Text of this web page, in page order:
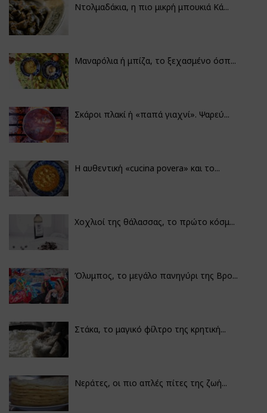
Ντολμαδάκια, η πιο μικρή μπουκιά Κά...
Μαναρόλια ή μπίζα, το ξεχασμένο όσπ...
Σκάροι πλακί ή «παπά γιαχνί». Ψαρεύ...
Η αυθεντική «cucina povera» και το...
Χοχλιοί της θάλασσας, το πρώτο κόσμ...
Όλυμπος, το μεγάλο πανηγύρι της Βρο...
Στάκα, το μαγικό φίλτρο της κρητική...
Νεράτες, οι πιο απλές πίτες της ζωή...